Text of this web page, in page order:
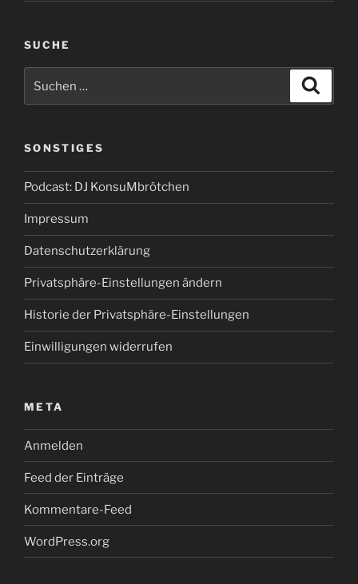
SUCHE
nach:
SONSTIGES
Podcast: DJ KonsuMbrötchen
Impressum
Datenschutzerklärung
Privatsphäre-Einstellungen ändern
Historie der Privatsphäre-Einstellungen
Einwilligungen widerrufen
META
Anmelden
Feed der Einträge
Kommentare-Feed
WordPress.org